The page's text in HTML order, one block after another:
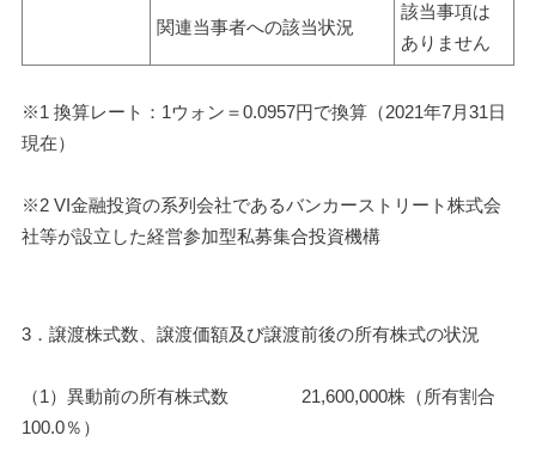
関連当事者への該当状況
該当事項は
ありません
※1 換算レート：1ウォン＝0.0957円で換算（2021年7月31日
現在）
※2 VI金融投資の系列会社であるバンカーストリート株式会
社等が設立した経営参加型私募集合投資機構
3．譲渡株式数、譲渡価額及び譲渡前後の所有株式の状況
（1）異動前の所有株式数　    　　21,600,000株（所有割合
100.0％）